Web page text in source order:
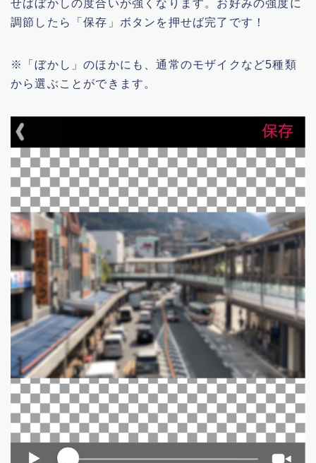
せばぼかしの度合いが強くなります。お好みの強度に
調節したら「保存」ボタンを押せば完了です！
※「ぼかし」のほかにも、通常のモザイクなど5種類
から選ぶことができます。